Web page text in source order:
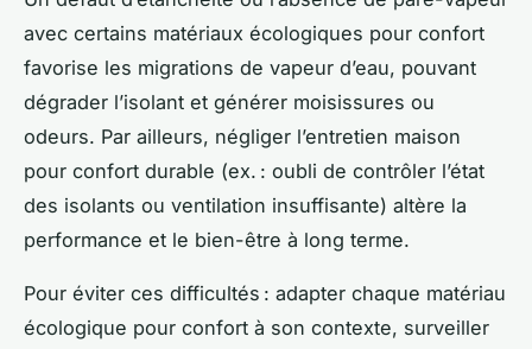
avec certains matériaux écologiques pour confort
favorise les migrations de vapeur d’eau, pouvant
dégrader l’isolant et générer moisissures ou
odeurs. Par ailleurs, négliger l’entretien maison
pour confort durable (ex. : oubli de contrôler l’état
des isolants ou ventilation insuffisante) altère la
performance et le bien-être à long terme.
Pour éviter ces difficultés : adapter chaque matériau
écologique pour confort à son contexte, surveiller